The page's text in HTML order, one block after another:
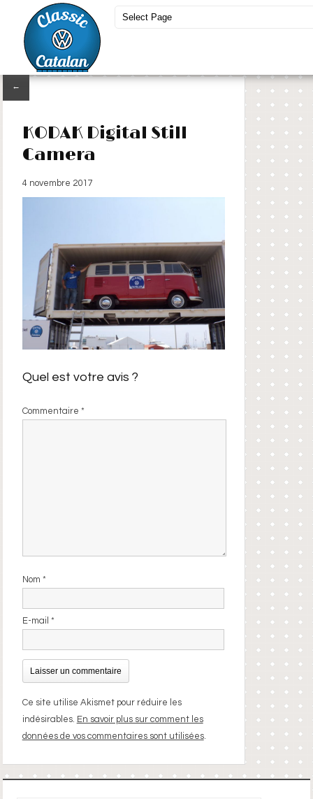
←
KODAK Digital Still
Camera
4 novembre 2017
Quel est votre avis ?
Commentaire *
Nom *
E-mail *
Ce site utilise Akismet pour réduire les
indésirables. En savoir plus sur comment les
données de vos commentaires sont utilisées.